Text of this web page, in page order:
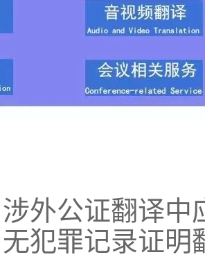
涉外公证翻译中
无犯罪记录证明